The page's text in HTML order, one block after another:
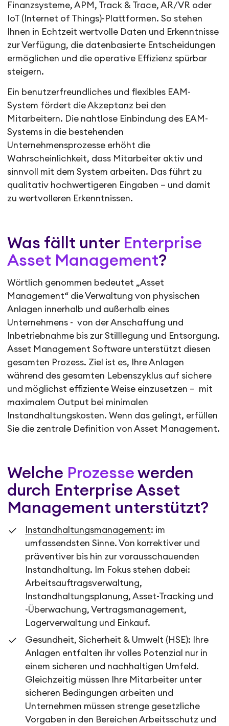
Finanzsysteme, APM, Track & Trace, AR/VR oder
IoT (Internet of Things)-Plattformen. So stehen
Ihnen in Echtzeit wertvolle Daten und Erkenntnisse
zur Verfügung, die datenbasierte Entscheidungen
ermöglichen und die operative Effizienz spürbar
steigern.
Ein benutzerfreundliches und flexibles EAM-
System fördert die Akzeptanz bei den
Mitarbeitern. Die nahtlose Einbindung des EAM-
Systems in die bestehenden
Unternehmensprozesse erhöht die
Wahrscheinlichkeit, dass Mitarbeiter aktiv und
sinnvoll mit dem System arbeiten. Das führt zu
qualitativ hochwertigeren Eingaben – und damit
zu wertvolleren Erkenntnissen.
Was fällt unter Enterprise
Asset Management?
Wörtlich genommen bedeutet „Asset
Management“ die Verwaltung von physischen
Anlagen innerhalb und außerhalb eines
Unternehmens - von der Anschaffung und
Inbetriebnahme bis zur Stilllegung und Entsorgung.
Asset Management Software unterstützt diesen
gesamten Prozess. Ziel ist es, Ihre Anlagen
während des gesamten Lebenszyklus auf sichere
und möglichst effiziente Weise einzusetzen – mit
maximalem Output bei minimalen
Instandhaltungskosten. Wenn das gelingt, erfüllen
Sie die zentrale Definition von Asset Management.
Welche Prozesse werden
durch Enterprise Asset
Management unterstützt?
Instandhaltungsmanagement: im
umfassendsten Sinne. Von korrektiver und
präventiver bis hin zur vorausschauenden
Instandhaltung. Im Fokus stehen dabei:
Arbeitsauftragsverwaltung,
Instandhaltungsplanung, Asset-Tracking und
-Überwachung, Vertragsmanagement,
Lagerverwaltung und Einkauf.
Gesundheit, Sicherheit & Umwelt (HSE): Ihre
Anlagen entfalten ihr volles Potenzial nur in
einem sicheren und nachhaltigen Umfeld.
Gleichzeitig müssen Ihre Mitarbeiter unter
sicheren Bedingungen arbeiten und
Unternehmen müssen strenge gesetzliche
Vorgaben in den Bereichen Arbeitsschutz und